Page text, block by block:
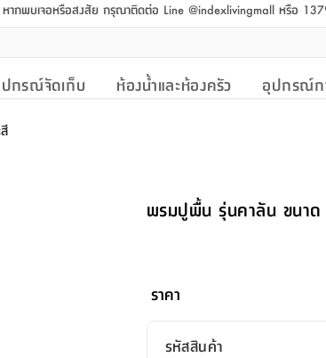
ากพบเจอหรือสงสัย กรุณาติดต่อ Line @indexlivingmall หรือ
กรณ์จัดเก็บ ห้องน้ำและห้องครัว อุปกรณ์ก
พรมปูพื้น รุ่นคาลัน ขนา
ราคา
รหัสสินค้า